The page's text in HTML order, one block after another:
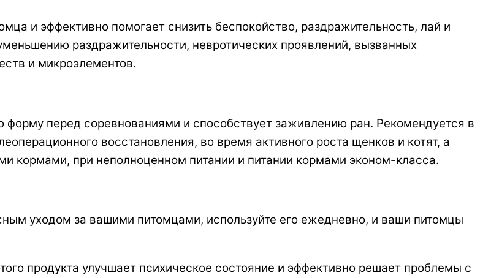
и эффективно помогает снизить беспокойство, раздражительность, лай и
раздражительности, невротических проявлений, вызванных
и микроэлементов.
форму перед соревнованиями и способствует заживлению ран. Рекомендуется в
восстановления, во время активного роста щенков и котят, а
кормами, при неполноценном питании и питании кормами эконом-класса.
уходом за вашими питомцами, используйте его ежедневно, и ваши питомцы
продукта улучшает психическое состояние и эффективно решает проблемы с